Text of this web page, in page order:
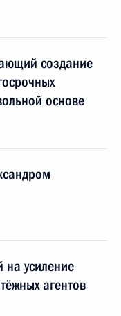
создание
основе
на усиление
агентов